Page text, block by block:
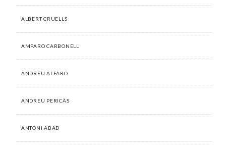
ALBERT CRUELLS
AMPARO CARBONELL
ANDREU ALFARO
ANDREU PERICÀS
ANTONI ABAD